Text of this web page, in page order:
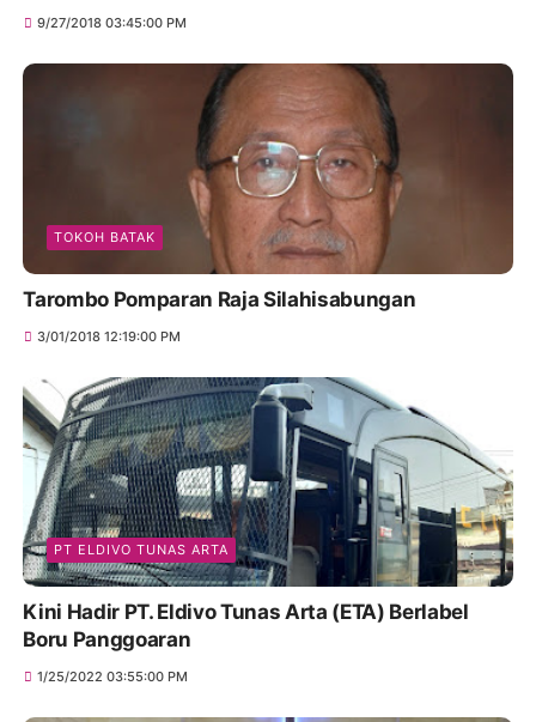
9/27/2018 03:45:00 PM
TOKOH BATAK
Tarombo Pomparan Raja Silahisabungan
3/01/2018 12:19:00 PM
PT ELDIVO TUNAS ARTA
Kini Hadir PT. Eldivo Tunas Arta (ETA) Berlabel
Boru Panggoaran
1/25/2022 03:55:00 PM